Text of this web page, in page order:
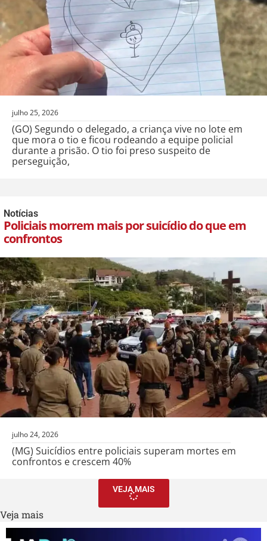
julho 25, 2026
(GO) Segundo o delegado, a criança vive no lote em
que mora o tio e ficou rodeando a equipe policial
durante a prisão. O tio foi preso suspeito de
perseguição,
Notícias
Policiais morrem mais por suicídio do que em
confrontos
julho 24, 2026
(MG) Suicídios entre policiais superam mortes em
confrontos e crescem 40%
VEJA MAIS
Veja mais